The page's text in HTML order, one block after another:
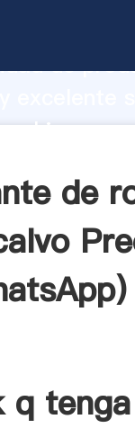
de
chivera y
de
)